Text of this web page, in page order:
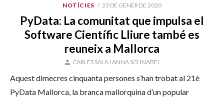
NOTÍCIES
PUBLICAT
23 DE GENER DE 2020
PyData: La comunitat que impulsa el
Software Científic Lliure també es
reuneix a Mallorca
AUTOR
CARLES SALA I ANNA SCHNABEL
Aquest dimecres cinquanta persones s’han trobat al 21è
PyData Mallorca, la branca mallorquina d’un popular